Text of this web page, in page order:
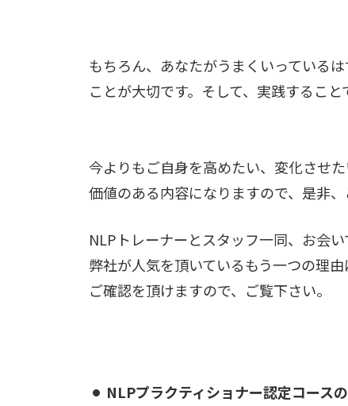
もちろん、あなたがうまくいっている
ことが大切です。そして、実践すること
今よりもご自身を高めたい、変化させた
価値のある内容になりますので、是非、
NLPトレーナーとスタッフ一同、お会
弊社が人気を頂いているもう一つの理由
ご確認を頂けますので、ご覧下さい。
NLPプラクティショナー認定コースの